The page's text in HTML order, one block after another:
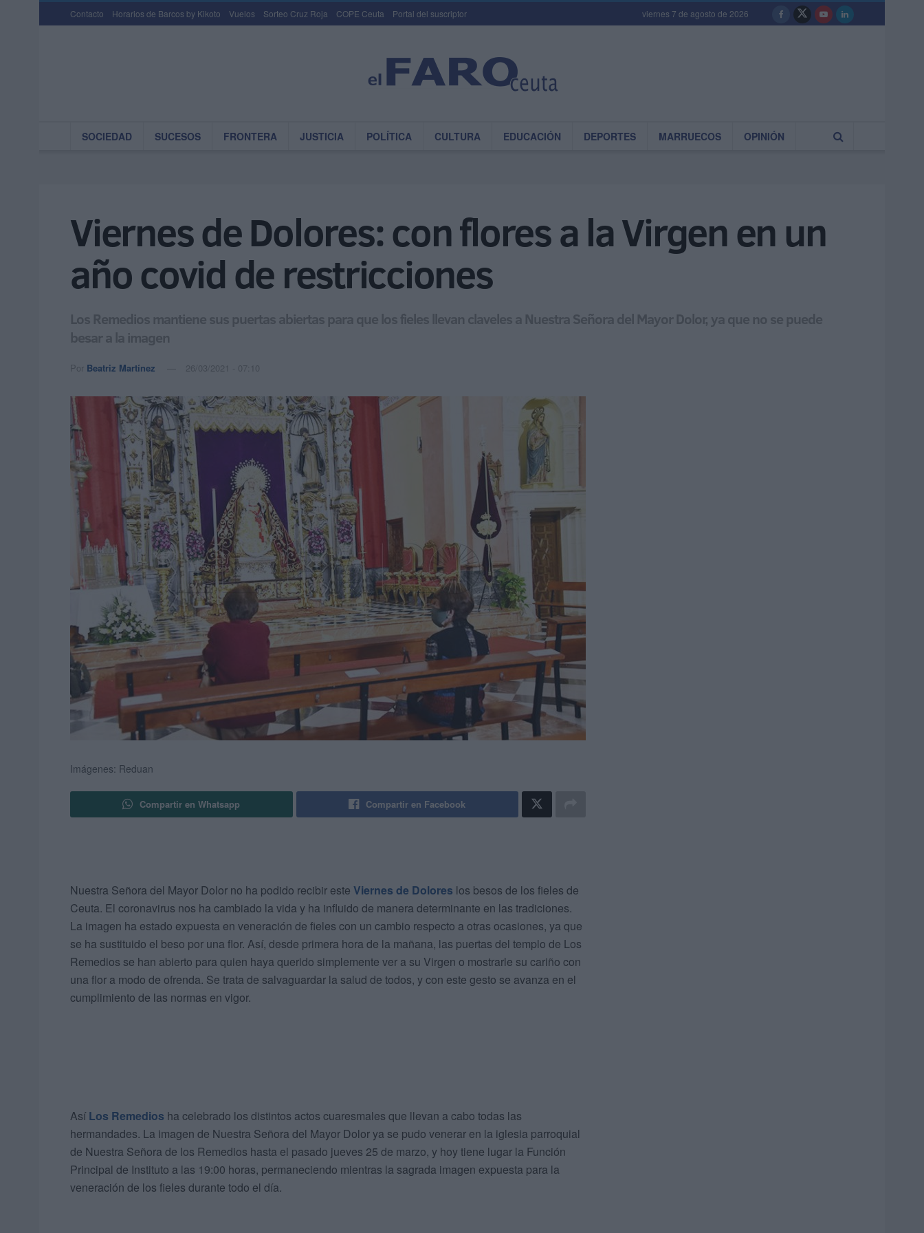
Contacto Horarios de Barcos by Kikoto Vuelos Sorteo Cruz Roja COPE Ceuta Portal del suscriptor viernes 7 de agosto de 2026
SOCIEDAD SUCESOS FRONTERA JUSTICIA POLÍTICA CULTURA EDUCACIÓN DEPORTES MARRUECOS OPINIÓN
Viernes de Dolores: con flores a la Virgen en un
año covid de restricciones
Los Remedios mantiene sus puertas abiertas para que los fieles llevan claveles a Nuestra Señora del Mayor Dolor, ya que no se puede
besar a la imagen
Por Beatriz Martínez 26/03/2021 - 07:10
Imágenes: Reduan
Compartir en Whatsapp Compartir en Facebook
Nuestra Señora del Mayor Dolor no ha podido recibir este Viernes de Dolores los besos de los fieles de
Ceuta. El coronavirus nos ha cambiado la vida y ha influido de manera determinante en las tradiciones.
La imagen ha estado expuesta en veneración de fieles con un cambio respecto a otras ocasiones, ya que
se ha sustituido el beso por una flor. Así, desde primera hora de la mañana, las puertas del templo de Los
Remedios se han abierto para quien haya querido simplemente ver a su Virgen o mostrarle su cariño con
una flor a modo de ofrenda. Se trata de salvaguardar la salud de todos, y con este gesto se avanza en el
cumplimiento de las normas en vigor.
Así Los Remedios ha celebrado los distintos actos cuaresmales que llevan a cabo todas las
hermandades. La imagen de Nuestra Señora del Mayor Dolor ya se pudo venerar en la iglesia parroquial
de Nuestra Señora de los Remedios hasta el pasado jueves 25 de marzo, y hoy tiene lugar la Función
Principal de Instituto a las 19:00 horas, permaneciendo mientras la sagrada imagen expuesta para la
veneración de los fieles durante todo el día.